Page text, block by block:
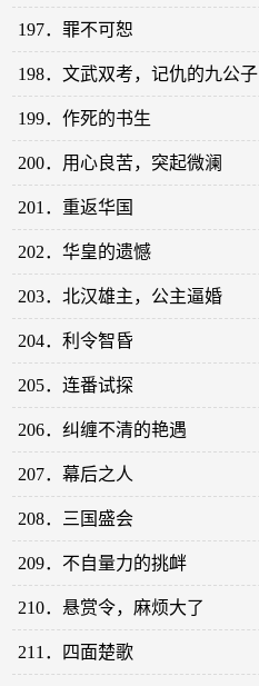
197．罪不可恕
198．文武双考，记仇的九公子
199．作死的书生
200．用心良苦，突起微澜
201．重返华国
202．华皇的遗憾
203．北汉雄主，公主逼婚
204．利令智昏
205．连番试探
206．纠缠不清的艳遇
207．幕后之人
208．三国盛会
209．不自量力的挑衅
210．悬赏令，麻烦大了
211．四面楚歌